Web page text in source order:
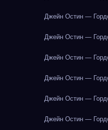
Джейн Остин —
Джейн Остин —
Джейн Остин —
Джейн Остин —
Джейн Остин —
Джейн Остин —